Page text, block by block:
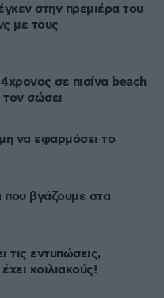
στην πρεμιέρα του
με τους
σε πισίνα beach
σώσει
να εφαρμόσει το
που βγάζουμε στα
τις εντυπώσεις,
κοιλιακούς!